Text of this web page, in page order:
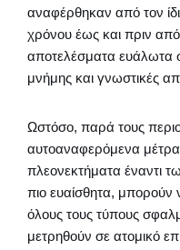
αναφέρθηκαν από τον
χρόνου έως και πριν
αποτελέσματα ευάλωτα
μνήμης και γνωστικές
Ωστόσο, παρά τους
αυτοαναφερόμενα
πλεονεκτήματα έναντι
πιο ευαίσθητα, μπορούν
όλους τους τύπους
μετρηθούν σε ατομικό